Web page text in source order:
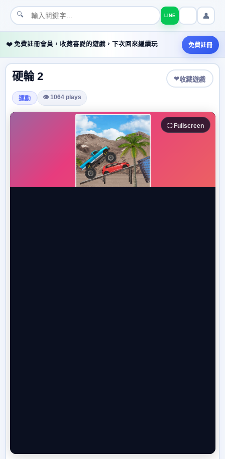
🔍 LINE 👤
❤️ 免費註冊會員，收藏喜愛的遊戲，下次回來繼續玩 免費註冊
硬輪 2 ❤收藏遊戲
運動 👁 1064 plays
⛶ Fullscreen